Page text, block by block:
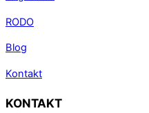
RODO
Blog
Kontakt
KONTAKT